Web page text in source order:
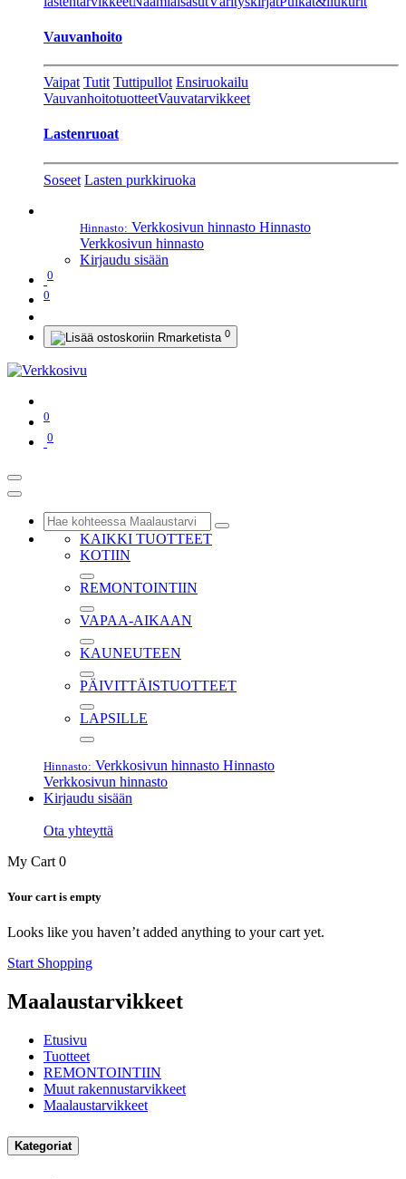
Vauvanhoito
Vaipat Tutit Tuttipullot Ensiruokailu
VauvanhoitotuotteetVauvatarvikkeet
Lastenruoat
Soseet Lasten purkkiruoka
Hinnasto: Verkkosivun hinnasto Hinnasto
Verkkosivun hinnasto
Kirjaudu sisään
0
0
0
0
0
KAIKKI TUOTTEET
KOTIIN
REMONTOINTIIN
VAPAA-AIKAAN
KAUNEUTEEN
PÄIVITTÄISTUOTTEET
LAPSILLE
Hinnasto: Verkkosivun hinnasto Hinnasto
Verkkosivun hinnasto
Kirjaudu sisään
Ota yhteyttä
My Cart 0
Your cart is empty
Looks like you haven’t added anything to your cart yet.
Start Shopping
Maalaustarvikkeet
Etusivu
Tuotteet
REMONTOINTIIN
Muut rakennustarvikkeet
Maalaustarvikkeet
Kategoriat